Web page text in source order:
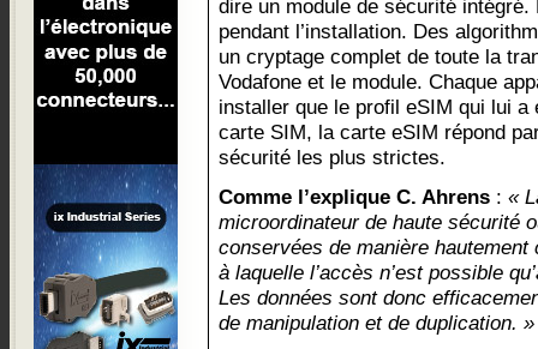
dire un module de sécurité
pendant l’installation. Des
un cryptage complet de toute la
Vodafone et le module. Chaque
installer que le profil eSIM qui lui a
carte SIM, la carte eSIM répond
sécurité les plus strictes.
Comme l’explique C. Ahrens : «
microordinateur de haute sécurité
conservées de manière
à laquelle l’accès n’est possible
Les données sont donc
de manipulation et de duplication. »